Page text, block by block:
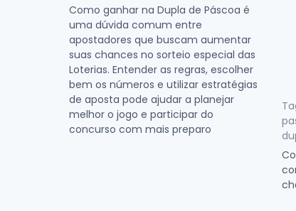
Como ganhar na Dupla de Páscoa é
uma dúvida comum entre
apostadores que buscam aumentar
suas chances no sorteio especial das
Loterias. Entender as regras, escolher
bem os números e utilizar estratégias
de aposta pode ajudar a planejar
melhor o jogo e participar do
concurso com mais preparo